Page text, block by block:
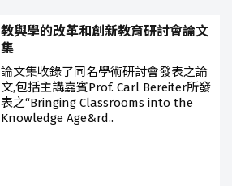
教與學的改革和創新教育研討會論文
集
論文集收錄了同名學術研討會發表之論
文,包括主講嘉賓Prof. Carl Bereiter所發
表之“Bringing Classrooms into the
Knowledge Age&rd..